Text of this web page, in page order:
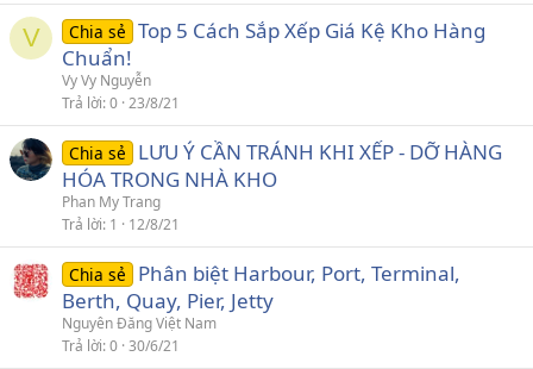
V Chia sẻ Top 5 Cách Sắp Xếp Giá Kệ Kho Hàng
Chuẩn!
Vy Vy Nguyễn
Trả lời 0 23/8/21
Chia sẻ
LƯU Ý CẦN TRÁNH KHI XẾP - DỠ HÀNG
HÓA TRONG NHÀ KHO
Phan My Trang
Trả lời 1 12/8/21
Chia sẻ
Phân biệt Harbour, Port, Terminal,
Berth, Quay, Pier, Jetty
Nguyên Đăng Việt Nam
Trả lời 0 30/6/21